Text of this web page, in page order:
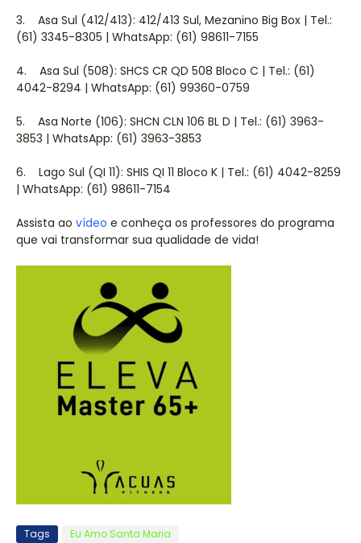
3. Asa Sul (412/413): 412/413 Sul, Mezanino Big Box | Tel.:
(61) 3345-8305 | WhatsApp: (61) 98611-7155
4. Asa Sul (508): SHCS CR QD 508 Bloco C | Tel.: (61)
4042-8294 | WhatsApp: (61) 99360-0759
5. Asa Norte (106): SHCN CLN 106 BL D | Tel.: (61) 3963-
3853 | WhatsApp: (61) 3963-3853
6. Lago Sul (QI 11): SHIS QI 11 Bloco K | Tel.: (61) 4042-8259
| WhatsApp: (61) 98611-7154
Assista ao vídeo e conheça os professores do programa
que vai transformar sua qualidade de vida!
Tags Eu Amo Santa Maria